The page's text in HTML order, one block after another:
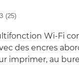
(25)
Wi-Fi
des encres
imprimer, au